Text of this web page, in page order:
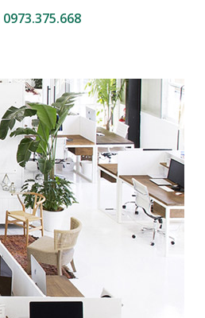
0973.375.668